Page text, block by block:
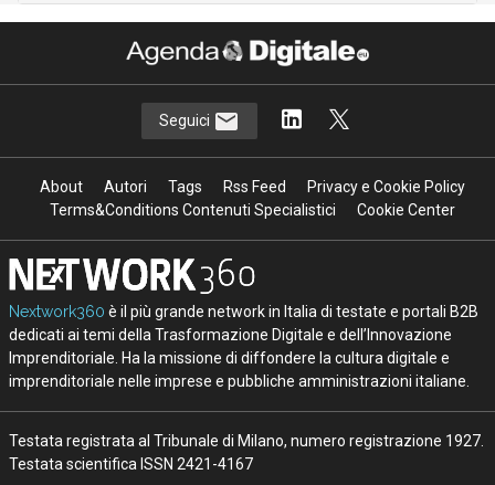
Seguici
About Autori Tags Rss Feed
Privacy e Cookie Policy
Terms&Conditions Contenuti Specialistici
Cookie Center
Nextwork360 è il più grande network in Italia di testate e portali B2B
dedicati ai temi della Trasformazione Digitale e dell’Innovazione
Imprenditoriale. Ha la missione di diffondere la cultura digitale e
imprenditoriale nelle imprese e pubbliche amministrazioni italiane.
Testata registrata al Tribunale di Milano, numero registrazione 1927.
Testata scientifica ISSN 2421-4167